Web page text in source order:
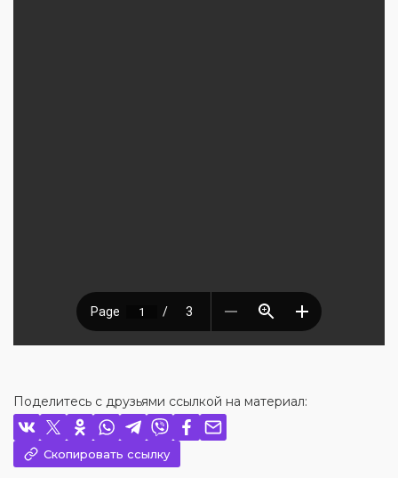
Поделитесь с друзьями ссылкой на материал:
Скопировать ссылку